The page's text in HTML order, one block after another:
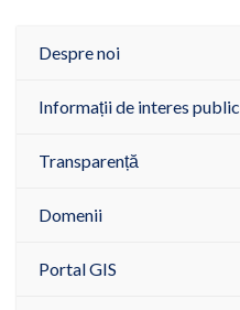
Despre noi
Informații de interes public
Transparență
Domenii
Portal GIS